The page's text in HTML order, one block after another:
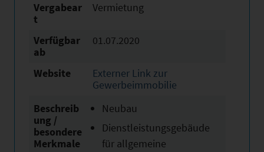
Vergabear
t
Vermietung
Verfügbar
ab
01.07.2020
Website
Externer Link zur
Gewerbeimmobilie
Beschreib
ung /
besondere
Merkmale
Neubau
Dienstleistungsgebäude
für allgemeine